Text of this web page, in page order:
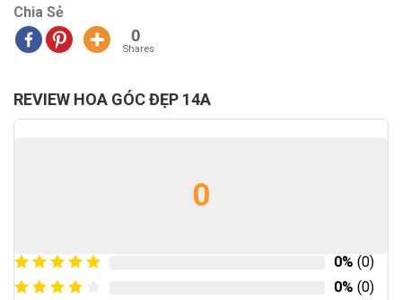
Chia Sẻ
0
Shares
REVIEW HOA GÓC ĐẸP 14A
0
0% (0)
0% (0)